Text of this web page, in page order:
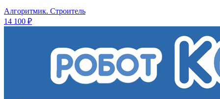
Алгоритмик. Строитель
14 100 ₽